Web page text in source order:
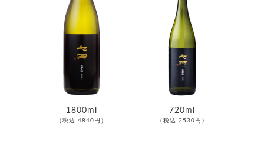
1800ml
（税込 4840円）
720ml
（税込 2530円）